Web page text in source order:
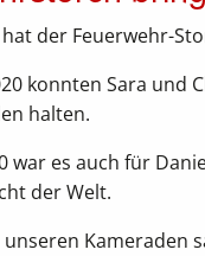
der Feuerwehr-
konnten Sara
halten.
war es auch für
der Welt.
Kameraden